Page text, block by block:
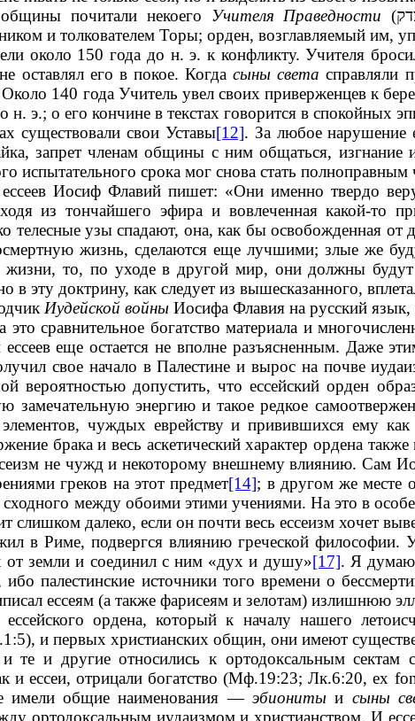
почитали некоего Учителя Праведности (
и толкователем Торы; орден, возглавляемый им,
около 150 года до н. э. к конфликту. Учителя
оставлял его в покое. Когдасыны света справляли
140 года Учитель увел своих приверженцев к
н. э.; о его кончине в текстах говорится в спокойных
существовали свои Уставы[12]. За любое нарушение
запрет членам общины с ним общаться,
испытательного срока мог снова стать
Иосиф Флавий пишет: «Они именно твердо
из тончайшего эфира и вовлеченная какой-
телесные узы спадают, она, как бы освобожденная
жизнь, сделаются еще лучшими; злые же
жизни, то, по уходе в другой мир, они должны
в эту доктрину, как следует из вышесказанного,
Иудейской войныИосифа Флавия на русский язык,
сравнительное богатство материала и
еще остается не вполне разъясненным. Даже
свое начало в Палестине и вырос на почве
вероятностью допустить, что ессейский орден
замечательную энергию и такое редкое
чуждых еврейству и привившихся ему
брака и весь аскетический характер ордена
не чужд и некоторому внешнему влиянию. Сам
греков на этот предмет[14]; в другом же месте
сходного между обоими этими учениями. На это в
слишком далеко, если он почти весь ессеизм хочет
в Риме, подвергся влиянию греческой философии.
от земли и соединил с ним «дух и душу»[17]. Я
палестинские источники того времени о
ессеям (а также фарисеям и зелотам) излишнюю
ордена, который к началу нашего
и первых христианских общин, они имеют
те и другие относились к ортодоксальным
и ессеи, отрицали богатство (Мф.19:23; Лк.6:20,
имели общие наименования —эбиониты и сыны
ортодоксальным иудаизмом и христианством. И